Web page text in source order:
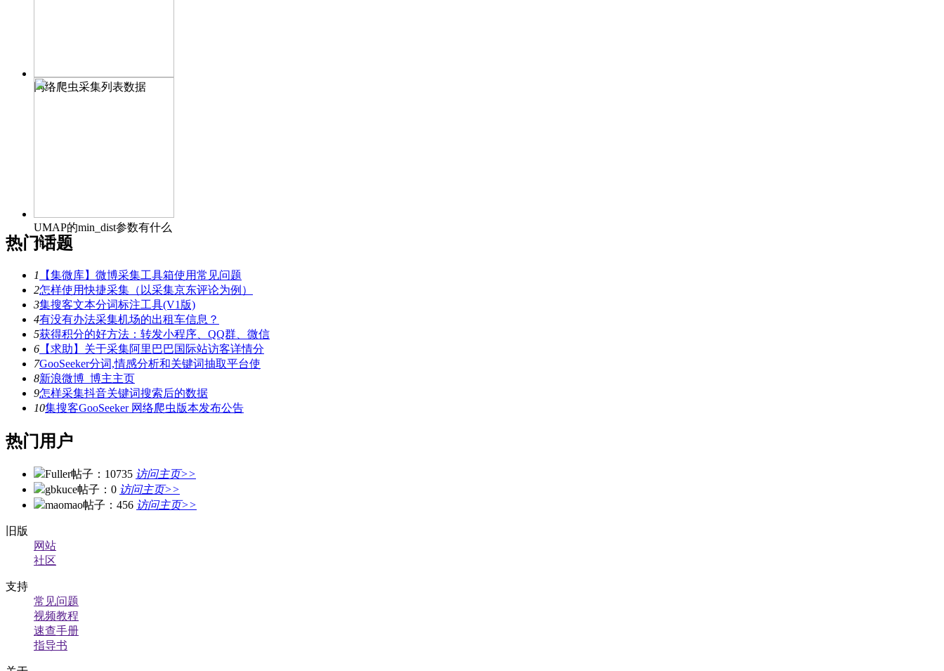
网络爬虫采集列表数据
UMAP的min_dist参数有什么
作用？
热门话题
1
【集微库】微博采集工具箱使用常见问题
2怎样使用快捷采集（以采集京东评论为例）
3集搜客文本分词标注工具(V1版)
4有没有办法采集机场的出租车信息？
5获得积分的好方法：转发小程序、QQ群、微信
6 【求助】关于采集阿里巴巴国际站访客详情分
7GooSeeker分词,情感分析和关键词抽取平台使
8新浪微博_博主主页
9怎样采集抖音关键词搜索后的数据
10集搜客GooSeeker 网络爬虫版本发布公告
热门用户
Fuller帖子：10735 访问主页>>
gbkuce帖子：0 访问主页>>
maomao帖子：456 访问主页>>
旧版
网站
社区
支持
常见问题
视频教程
速查手册
指导书